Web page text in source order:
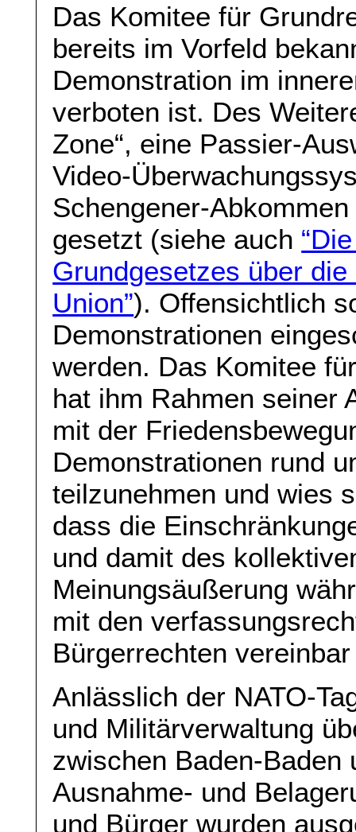
Das Komitee für
bereits im Vorfeld
Demonstration im
verboten ist. Des
Zone“, eine Passier-
Video-
Schengener-
gesetzt (siehe auch
Grundgesetzes über
Union”). Offensichtlich
Demonstrationen
werden. Das Komitee
hat ihm Rahmen seiner
mit der
Demonstrationen rund
teilzunehmen und wies
dass die
und damit des
Meinungsäußerung
mit den
Bürgerrechten
Anlässlich der NATO-
und Militärverwaltung
zwischen Baden-Baden
Ausnahme- und
und Bürger wurden